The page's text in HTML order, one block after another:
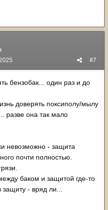
#7
бензобак... один раз и до
доверять поксиполу/мылу
разве она так мало
невозможно - защита
почти полностью.
баком и защитой где-то
- вряд ли...